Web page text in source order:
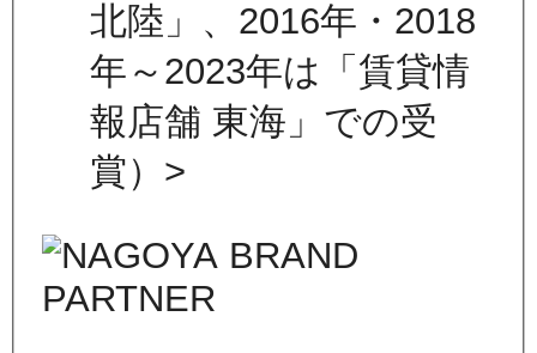
北陸」、2016年・2018
年～2023年は「賃貸情
報店舗 東海」での受
賞）>